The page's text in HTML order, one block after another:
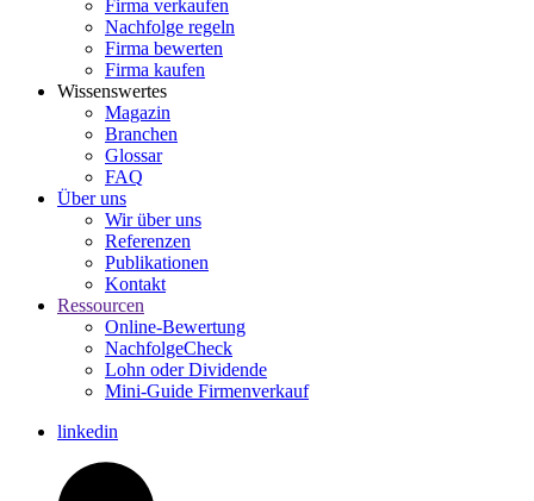
Firma verkaufen
Nachfolge regeln
Firma bewerten
Firma kaufen
Wissenswertes
Magazin
Branchen
Glossar
FAQ
Über uns
Wir über uns
Referenzen
Publikationen
Kontakt
Ressourcen
Online-Bewertung
NachfolgeCheck
Lohn oder Dividende
Mini-Guide Firmenverkauf
linkedin